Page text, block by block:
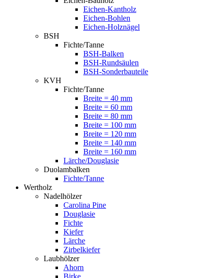
Eichen-Kantholz
Eichen-Bohlen
Eichen-Holznägel
BSH
Fichte/Tanne
BSH-Balken
BSH-Rundsäulen
BSH-Sonderbauteile
KVH
Fichte/Tanne
Breite = 40 mm
Breite = 60 mm
Breite = 80 mm
Breite = 100 mm
Breite = 120 mm
Breite = 140 mm
Breite = 160 mm
Lärche/Douglasie
Duolambalken
Fichte/Tanne
Wertholz
Nadelhölzer
Carolina Pine
Douglasie
Fichte
Kiefer
Lärche
Zirbelkiefer
Laubhölzer
Ahorn
Birke